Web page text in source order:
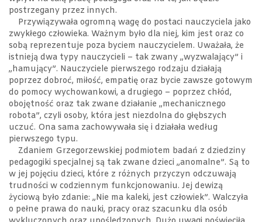
postrzegany przez innych.
Przywiązywała ogromną wagę do postaci nauczyciela jako
zwykłego człowieka. Ważnym było dla niej, kim jest oraz co
sobą reprezentuje poza byciem nauczycielem. Uważała, że
istnieją dwa typy nauczycieli – tak zwany „wyzwalający” i
„hamujący”. Nauczyciele pierwszego rodzaju działają
poprzez dobroć, miłość, empatię oraz bycie zawsze gotowym
do pomocy wychowankowi, a drugiego – poprzez chłód,
obojętność oraz tak zwane działanie „mechanicznego
robota”, czyli osoby, która jest niezdolna do głębszych
uczuć. Ona sama zachowywała się i działała według
pierwszego typu.
Zdaniem Grzegorzewskiej podmiotem badań z dziedziny
pedagogiki specjalnej są tak zwane dzieci „anomalne”. Są to
w jej pojęciu dzieci, które z różnych przyczyn odczuwają
trudności w codziennym funkcjonowaniu. Jej dewizą
życiową było zdanie: „Nie ma kaleki, jest człowiek”. Walczyła
o pełne prawa do nauki, pracy oraz szacunku dla osób